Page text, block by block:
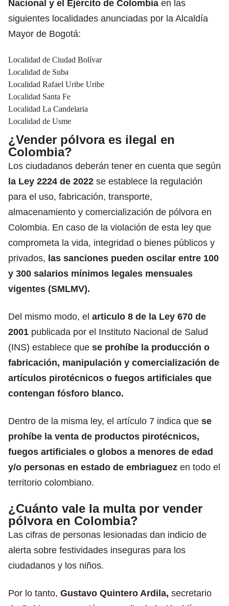
Nacional y el Ejército de Colombia en las
siguientes localidades anunciadas por la Alcaldía
Mayor de Bogotá:
Localidad de Ciudad Bolívar
Localidad de Suba
Localidad Rafael Uribe Uribe
Localidad Santa Fe
Localidad La Candelaria
Localidad de Usme
¿Vender pólvora es ilegal en
Colombia?
Los ciudadanos deberán tener en cuenta que según
la Ley 2224 de 2022 se establece la regulación
para el uso, fabricación, transporte,
almacenamiento y comercialización de pólvora en
Colombia. En caso de la violación de esta ley que
comprometa la vida, integridad o bienes públicos y
privados, las sanciones pueden oscilar entre 100
y 300 salarios mínimos legales mensuales
vigentes (SMLMV).
Del mismo modo, el articulo 8 de la Ley 670 de
2001 publicada por el Instituto Nacional de Salud
(INS) establece que se prohíbe la producción o
fabricación, manipulación y comercialización de
artículos pirotécnicos o fuegos artificiales que
contengan fósforo blanco.
Dentro de la misma ley, el artículo 7 indica que se
prohíbe la venta de productos pirotécnicos,
fuegos artificiales o globos a menores de edad
y/o personas en estado de embriaguez en todo el
territorio colombiano.
¿Cuánto vale la multa por vender
pólvora en Colombia?
Las cifras de personas lesionadas dan indicio de
alerta sobre festividades inseguras para los
ciudadanos y los niños.
Por lo tanto, Gustavo Quintero Ardila, secretario